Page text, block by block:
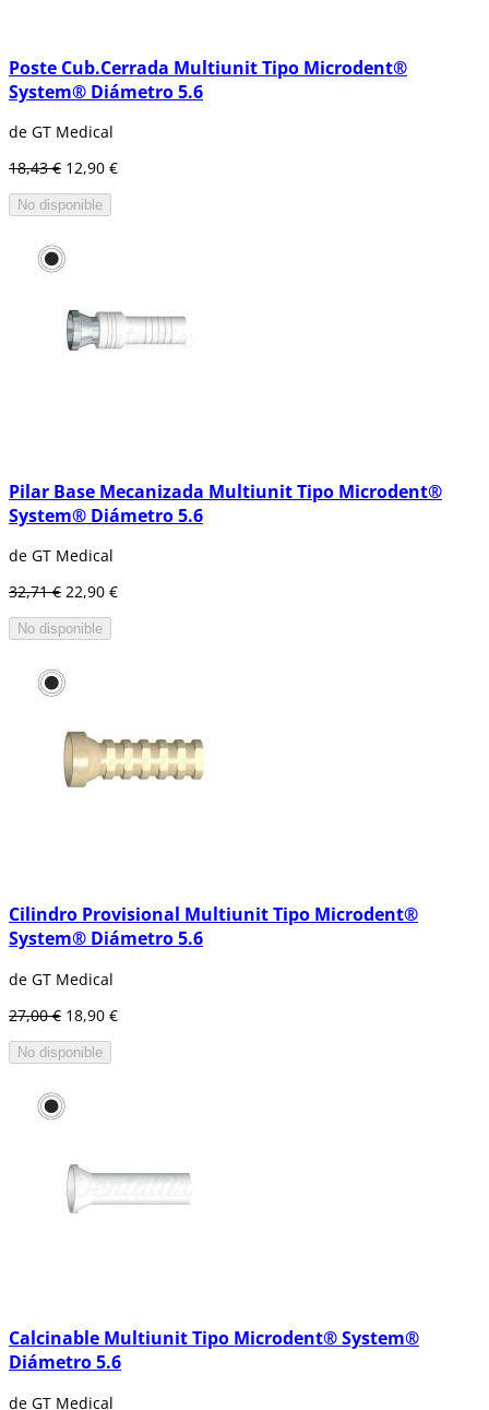
Poste Cub.Cerrada Multiunit Tipo Microdent®
System® Diámetro 5.6
de GT Medical
18,43 € 12,90 €
No disponible
Pilar Base Mecanizada Multiunit Tipo Microdent®
System® Diámetro 5.6
de GT Medical
32,71 € 22,90 €
No disponible
Cilindro Provisional Multiunit Tipo Microdent®
System® Diámetro 5.6
de GT Medical
27,00 € 18,90 €
No disponible
Calcinable Multiunit Tipo Microdent® System®
Diámetro 5.6
de GT Medical